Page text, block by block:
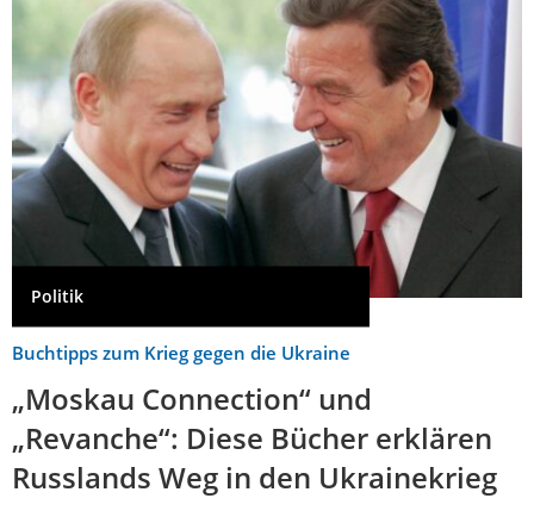
Politik
Buchtipps zum Krieg gegen die Ukraine
„Moskau Connection“ und
„Revanche“: Diese Bücher erklären
Russlands Weg in den Ukrainekrieg